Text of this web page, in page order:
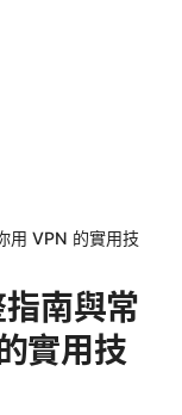
用 VPN 的實用技
南與常
實用技